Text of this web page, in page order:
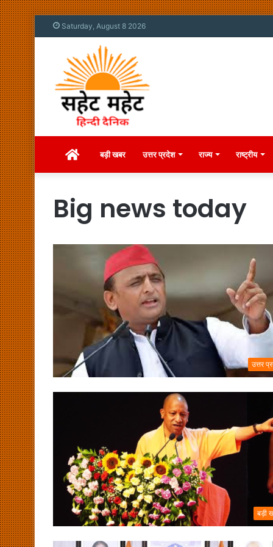
Saturday, August 8 2026
Homeबड़ी खबर उत्तर प्रदेश राज्य राष्ट्रीय
Big news today
उत्तर
बड़ी